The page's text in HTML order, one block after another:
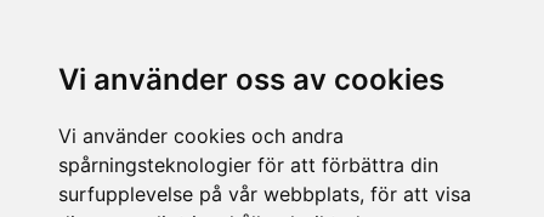
Vi använder oss av cookies
Vi använder cookies och andra
spårningsteknologier för att förbättra din
surfupplevelse på vår webbplats, för att visa